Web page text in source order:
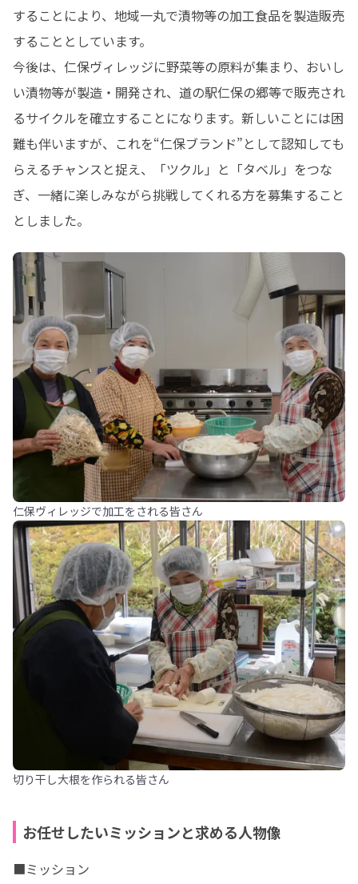
することにより、地域一丸で漬物等の加工食品を製造販売
することとしています。
今後は、仁保ヴィレッジに野菜等の原料が集まり、おいし
い漬物等が製造・開発され、道の駅仁保の郷等で販売され
るサイクルを確立することになります。新しいことには困
難も伴いますが、これを“仁保ブランド”として認知しても
らえるチャンスと捉え、「ツクル」と「タベル」をつな
ぎ、一緒に楽しみながら挑戦してくれる方を募集すること
としました。
仁保ヴィレッジで加工をされる皆さん
切り干し大根を作られる皆さん
お任せしたいミッションと求める人物像
■ミッション